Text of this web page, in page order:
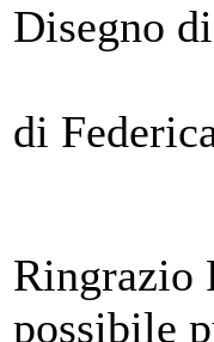
Disegno
di
Ringrazio
possibile